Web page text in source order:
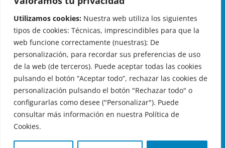
Utilizamos cookies: Nuestra web utiliza los siguientes
tipos de cookies: Técnicas, imprescindibles para que la
web funcione correctamente (nuestras); De
personalización, para recordar sus preferencias de uso
de la web (de terceros). Puede aceptar todas las cookies
pulsando el botón “Aceptar todo”, rechazar las cookies de
personalización pulsando el botón "Rechazar todo" o
configurarlas como desee ("Personalizar"). Puede
consultar más información en nuestra Política de
Cookies.
OTERO DE HERREROS EN LAS REDES
© 2026 Ayuntamiento de Otero de Herreros
Aviso Legal|Política de Privacidad|Política de Cookies|